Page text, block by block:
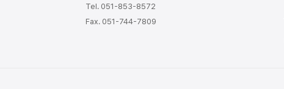
Tel. 051-853-8572
Fax. 051-744-7809